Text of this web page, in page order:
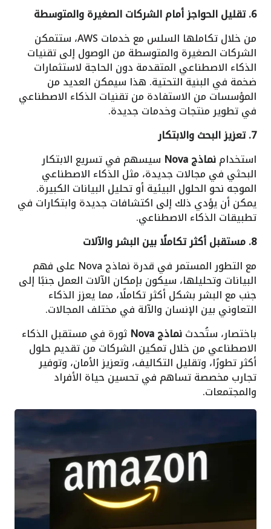
6. تقليل الحواجز أمام الشركات الصغيرة والمتوسطة
من خلال تكاملها السلس مع خدمات AWS، ستتمكن
الشركات الصغيرة والمتوسطة من الوصول إلى تقنيات
الذكاء الاصطناعي المتقدمة دون الحاجة لاستثمارات
ضخمة في البنية التحتية. هذا سيمكن العديد من
المؤسسات من الاستفادة من تقنيات الذكاء الاصطناعي
في تطوير منتجات وخدمات جديدة.
7. تعزيز البحث والابتكار
استخدامنماذج Nova سيسهم في تسريع الابتكار
البحثي في مجالات جديدة، مثل الذكاء الاصطناعي
الموجه نحو الحلول البيئية أو تحليل البيانات الكبيرة.
يمكن أن يؤدي ذلك إلى اكتشافات جديدة وابتكارات في
تطبيقات الذكاء الاصطناعي.
8. مستقبل أكثر تكاملًا بين البشر والآلات
مع التطور المستمر في قدرة نماذج Nova على فهم
البيانات وتحليلها، سيكون بإمكان الآلات العمل جنبًا إلى
جنب مع البشر بشكل أكثر تكاملًا، مما يعزز الذكاء
التعاوني بين الإنسان والآلة في مختلف المجالات.
باختصار، ستُحدثنماذج Nova ثورة في مستقبل الذكاء
الاصطناعي من خلال تمكين الشركات من تقديم حلول
أكثر تطورًا، وتقليل التكاليف، وتعزيز الأمان، وتوفير
تجارب مخصصة تساهم في تحسين حياة الأفراد
والمجتمعات.